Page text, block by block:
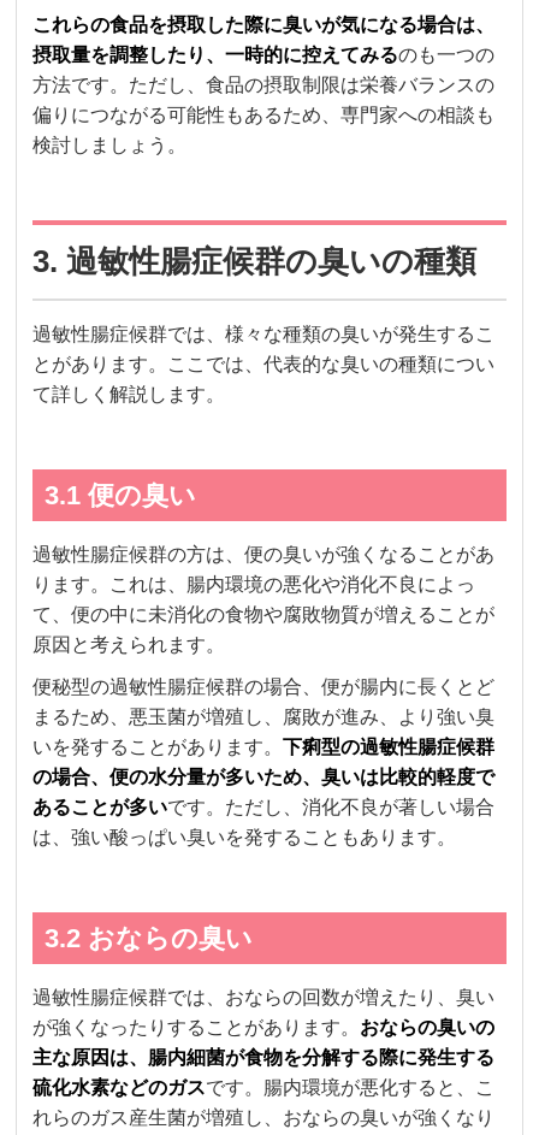
これらの食品を摂取した際に臭いが気になる場合は、
摂取量を調整したり、一時的に控えてみるのも一つの
方法です。ただし、食品の摂取制限は栄養バランスの
偏りにつながる可能性もあるため、専門家への相談も
検討しましょう。
3. 過敏性腸症候群の臭いの種類
過敏性腸症候群では、様々な種類の臭いが発生するこ
とがあります。ここでは、代表的な臭いの種類につい
て詳しく解説します。
3.1 便の臭い
過敏性腸症候群の方は、便の臭いが強くなることがあ
ります。これは、腸内環境の悪化や消化不良によっ
て、便の中に未消化の食物や腐敗物質が増えることが
原因と考えられます。
便秘型の過敏性腸症候群の場合、便が腸内に長くとど
まるため、悪玉菌が増殖し、腐敗が進み、より強い臭
いを発することがあります。下痢型の過敏性腸症候群
の場合、便の水分量が多いため、臭いは比較的軽度で
あることが多いです。ただし、消化不良が著しい場合
は、強い酸っぱい臭いを発することもあります。
3.2 おならの臭い
過敏性腸症候群では、おならの回数が増えたり、臭い
が強くなったりすることがあります。 おならの臭いの
主な原因は、腸内細菌が食物を分解する際に発生する
硫化水素などのガスです。腸内環境が悪化すると、こ
れらのガス産生菌が増殖し、おならの臭いが強くなり